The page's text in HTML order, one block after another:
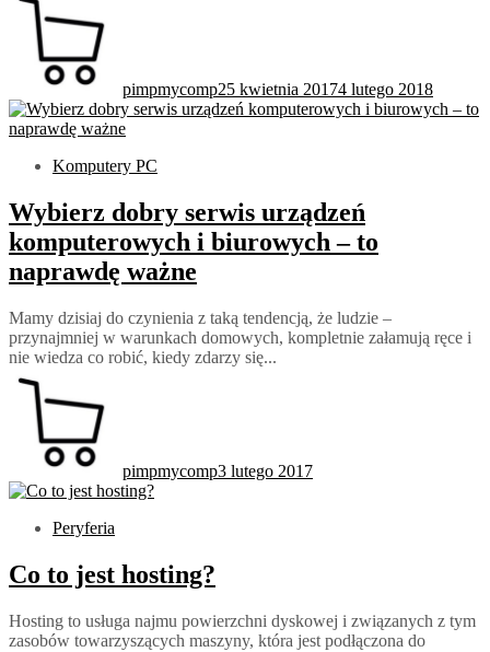
pimpmycomp25 kwietnia 20174 lutego 2018
Komputery PC
Wybierz dobry serwis urządzeń
komputerowych i biurowych – to
naprawdę ważne
Mamy dzisiaj do czynienia z taką tendencją, że ludzie –
przynajmniej w warunkach domowych, kompletnie załamują ręce i
nie wiedza co robić, kiedy zdarzy się...
pimpmycomp3 lutego 2017
Peryferia
Co to jest hosting?
Hosting to usługa najmu powierzchni dyskowej i związanych z tym
zasobów towarzyszących maszyny, która jest podłączona do